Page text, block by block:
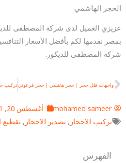
الحجر الهاشمي
عزيزي العميل لدى شركة المصطفى
بمصر نقدمها لكم بأفضل الأسعار
شركة المصطفى للديكور.
Prev
واجهات فلل حجر | حجر هاشمي | حجر فرعوني
mohamed sameer
أغسطس 20, 2021
تركيب الاحجار , تصدير الاحجار , تقطيع
الفهرس